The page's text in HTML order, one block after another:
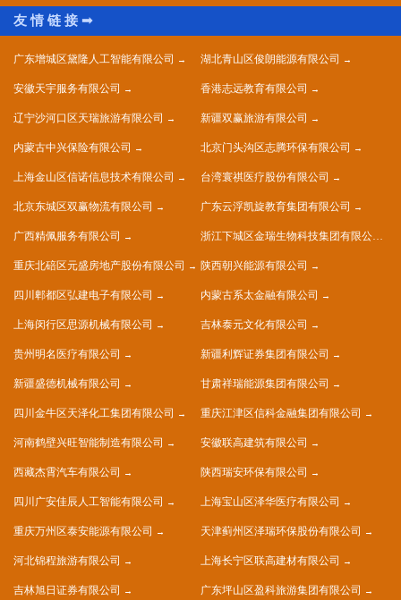
广东增城区黛隆人工智能有限公司 湖北青山区俊朗能源有限公司
安徽天宇服务有限公司 香港志远教育有限公司
辽宁沙河口区天瑞旅游有限公司 新疆双赢旅游有限公司
内蒙古中兴保险有限公司 北京门头沟区志腾环保有限公司
上海金山区信诺信息技术有限公司 台湾寰祺医疗股份有限公司
北京东城区双赢物流有限公司 广东云浮凯旋教育集团有限公司
广西精佩服务有限公司 浙江下城区金瑞生物科技集团有限公司
重庆北碚区元盛房地产股份有限公司 陕西朝兴能源有限公司
四川郫都区弘建电子有限公司 内蒙古系太金融有限公司
上海闵行区思源机械有限公司 吉林泰元文化有限公司
贵州明名医疗有限公司 新疆利辉证券集团有限公司
新疆盛德机械有限公司 甘肃祥瑞能源集团有限公司
四川金牛区天泽化工集团有限公司 重庆江津区信科金融集团有限公司
河南鹤壁兴旺智能制造有限公司 安徽联高建筑有限公司
西藏杰霄汽车有限公司 陕西瑞安环保有限公司
四川广安佳辰人工智能有限公司 上海宝山区泽华医疗有限公司
重庆万州区泰安能源有限公司 天津蓟州区泽瑞环保股份有限公司
河北锦程旅游有限公司 上海长宁区联高建材有限公司
吉林旭日证券有限公司 广东坪山区盈科旅游集团有限公司